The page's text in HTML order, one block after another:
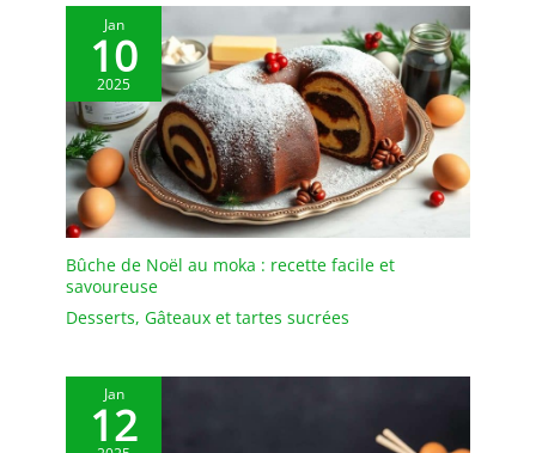
ces assiette dessert
supportent des
températures de -30 °C à
+120 °C. Elles passent au
lave-vaisselle.
Jan
10
2025
Bûche de Noël au moka : recette facile et
savoureuse
Desserts, Gâteaux et tartes sucrées
Jan
12